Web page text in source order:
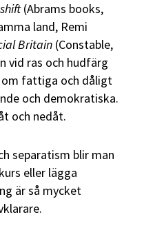
(Abrams books,
land, Remi
Britain (Constable,
vid ras och hudfärg
fattiga och dåligt
och demokratiska.
och nedåt.
separatism blir man
eller lägga
är så mycket